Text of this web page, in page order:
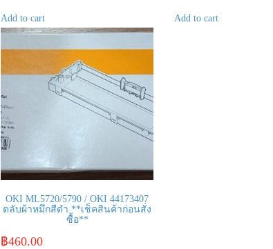
Add to cart Add to cart
OKI ML5720/5790 / OKI 44173407
ตลับผ้าหมึกสีดำ **เช็คสินค้าก่อนสั่ง
ซื้อ**
฿460.00